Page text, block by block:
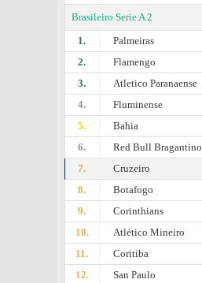
Brasileiro Serie A 2
1.
Palmeiras
2.
Flamengo
3.
Atletico Paranaense
4.
Fluminense
5.
Bahia
6.
Red Bull Bragantino
7.
Cruzeiro
8.
Botafogo
9.
Corinthians
10.
Atlético Mineiro
11.
Coritiba
12.
San Paulo